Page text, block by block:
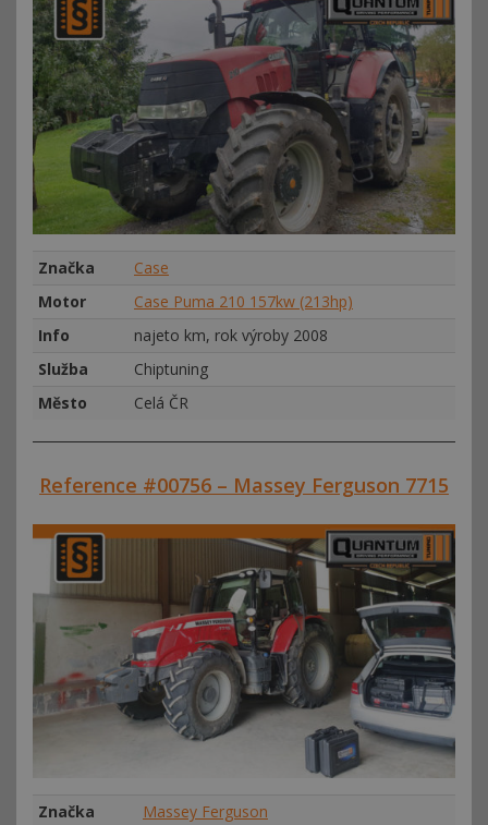
Značka
Case
Motor
Case Puma 210 157kw (213hp)
Info
najeto km, rok výroby 2008
Služba
Chiptuning
Město
Celá ČR
Reference #00756 – Massey Ferguson 7715
Značka
Massey Ferguson